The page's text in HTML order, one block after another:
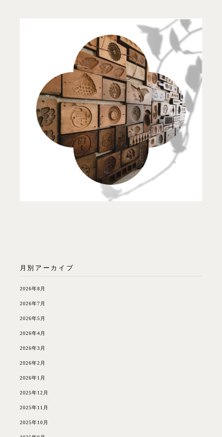
月別アーカイブ
2026年8月
2026年7月
2026年5月
2026年4月
2026年3月
2026年2月
2026年1月
2025年12月
2025年11月
2025年10月